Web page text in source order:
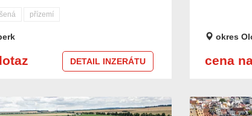
přízemí
DETAIL INZERÁTU
okres
cena